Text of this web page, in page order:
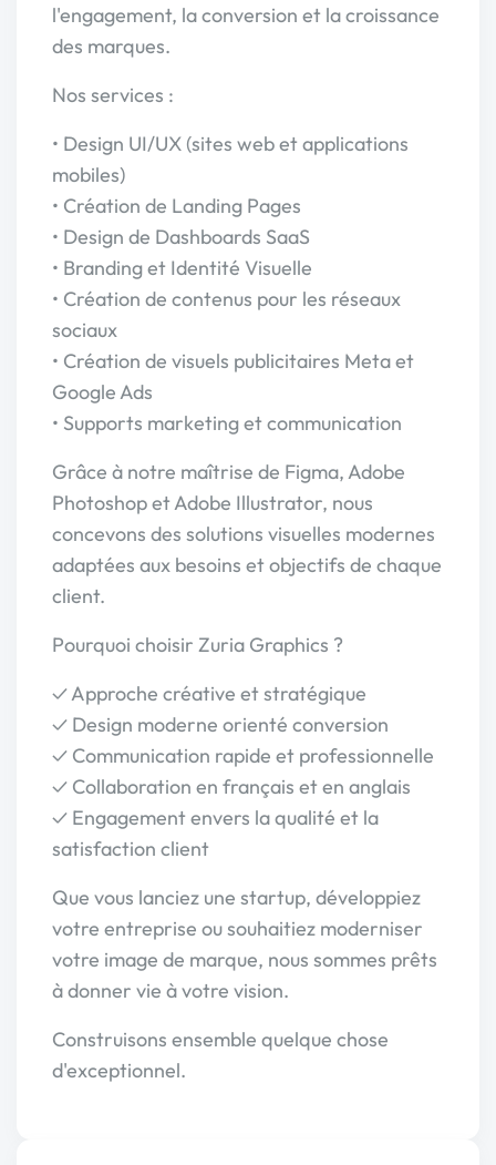
l'engagement, la conversion et la croissance
des marques.
Nos services :
• Design UI/UX (sites web et applications
mobiles)
• Création de Landing Pages
• Design de Dashboards SaaS
• Branding et Identité Visuelle
• Création de contenus pour les réseaux
sociaux
• Création de visuels publicitaires Meta et
Google Ads
• Supports marketing et communication
Grâce à notre maîtrise de Figma, Adobe
Photoshop et Adobe Illustrator, nous
concevons des solutions visuelles modernes
adaptées aux besoins et objectifs de chaque
client.
Pourquoi choisir Zuria Graphics ?
✓ Approche créative et stratégique
✓ Design moderne orienté conversion
✓ Communication rapide et professionnelle
✓ Collaboration en français et en anglais
✓ Engagement envers la qualité et la
satisfaction client
Que vous lanciez une startup, développiez
votre entreprise ou souhaitiez moderniser
votre image de marque, nous sommes prêts
à donner vie à votre vision.
Construisons ensemble quelque chose
d'exceptionnel.